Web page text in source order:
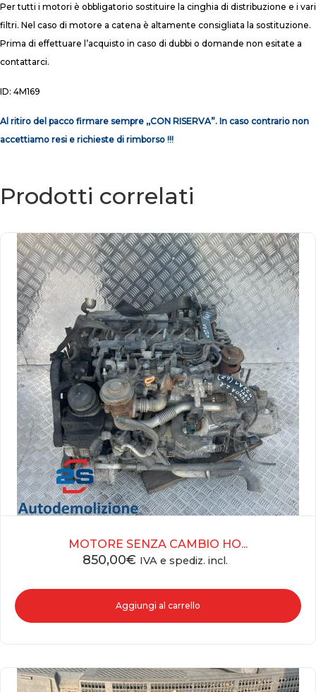
Per tutti i motori è obbligatorio sostituire la cinghia di distribuzione e i vari
filtri. Nel caso di motore a catena è altamente consigliata la sostituzione.
Prima di effettuare l’acquisto in caso di dubbi o domande non esitate a
contattarci.
ID: 4M169
Al ritiro del pacco firmare sempre ,,CON RISERVA”. In caso contrario non
accettiamo resi e richieste di rimborso !!!
Prodotti correlati
MOTORE SENZA CAMBIO HO...
850,00€ IVA e spediz. incl.
Aggiungi al carrello